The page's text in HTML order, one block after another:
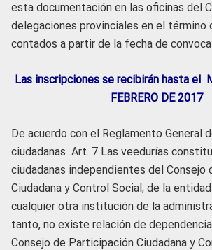
esta documentación en las oficinas del
delegaciones provinciales en el término
contados a partir de la fecha de
Las inscripciones se recibirán hasta el
FEBRERO DE 2017
De acuerdo con el Reglamento General
ciudadanas Art. 7 Las veedurías
ciudadanas independientes del Consejo
Ciudadana y Control Social, de la
cualquier otra institución de la
tanto, no existe relación de
Consejo de Participación Ciudadana y